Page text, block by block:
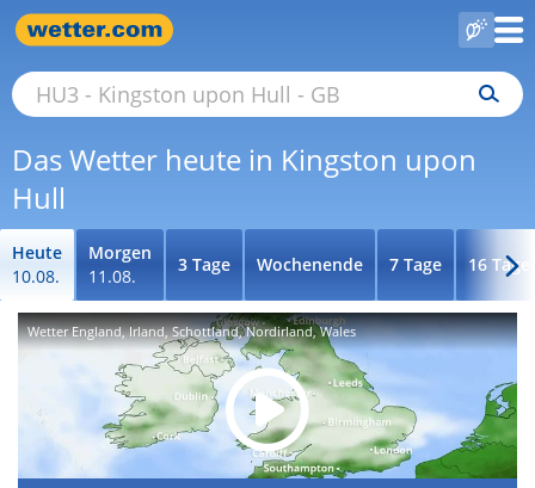
Das Wetter heute in Kingston upon
Hull
Heute
10.08.
Morgen
11.08.
3 Tage Wochenende 7 Tage 16 Tage
Wetter England, Irland, Schottland, Nordirland, Wales